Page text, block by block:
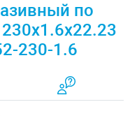
по
230-1.6